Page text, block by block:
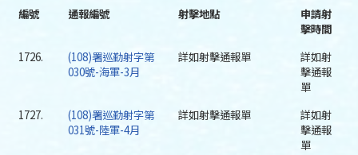
編號 通報編號 射擊地點
申請射
擊時間
1726.
(108)署巡勤射字第
030號-海軍-3月
詳如射擊通報單
詳如射
擊通報
單
1727.
(108)署巡勤射字第
031號-陸軍-4月
詳如射擊通報單
詳如射
擊通報
單